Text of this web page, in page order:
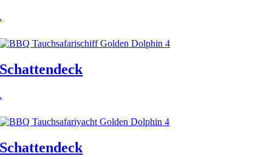
.
Schattendeck
.
Schattendeck